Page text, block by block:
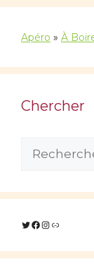
Apéro » À
Chercher
Rechercher :
Twitter
Facebook
Instagram
Lien